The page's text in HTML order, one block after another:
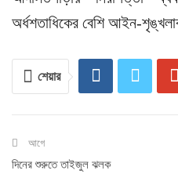
অর্ধশতাধিকের বেশি আইন-
শেয়ার
আগে
দিনের শুরুতে তাইজুল ঝলক